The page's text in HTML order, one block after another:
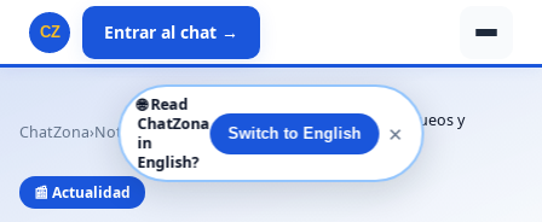
CZ Entrar al chat →
ChatZona›Noticias›Actualidad›
Protestas en Bolivia: bloqueos y
demanda de elecc…
📰 Actualidad
🌐 Read
ChatZona
in
English?
Switch to English ✕